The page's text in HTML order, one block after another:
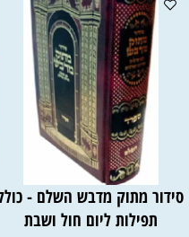
סידור מתוק מדבש השלם - כולל
תפילות ליום חול ושבת